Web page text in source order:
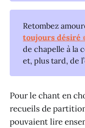
Retombez
toujours désiré
de chapelle à la
et, plus tard, de
Pour le chant en
recueils de
pouvaient lire